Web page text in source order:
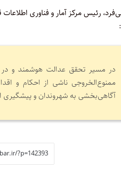
رئیس مرکز آمار و فناوری
در مسیر تحقق عدالت هوشمند و در
ممنوع‌الخروجی ناشی از احکام و
آگاهی‌بخشی به شهروندان و پیشگیری